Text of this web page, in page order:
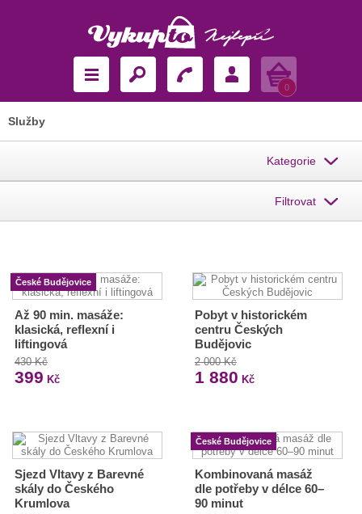
Košík
0
Služby
Kategorie
Filtrovat
České Budějovice
Až 90 min. masáže:
klasická, reflexní i
liftingová
430 Kč
399 Kč
Pobyt v historickém
centru Českých
Budějovic
2 000 Kč
1 880 Kč
Sjezd Vltavy z Barevné
skály do Českého
Krumlova
České Budějovice
Kombinovaná masáž
dle potřeby v délce 60–
90 minut